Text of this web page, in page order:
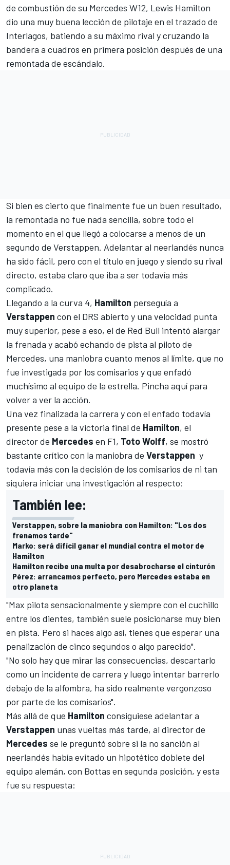
de combustión de su Mercedes W12, Lewis Hamilton
dio una muy buena lección de pilotaje en el trazado de
Interlagos, batiendo a su máximo rival y cruzando la
bandera a cuadros en primera posición después de una
remontada de escándalo.
Si bien es cierto que finalmente fue un buen resultado,
la remontada no fue nada sencilla, sobre todo el
momento en el que llegó a colocarse a menos de un
segundo de Verstappen. Adelantar al neerlandés nunca
ha sido fácil, pero con el título en juego y siendo su rival
directo, estaba claro que iba a ser todavía más
complicado.
Llegando a la curva 4, Hamilton perseguía a
Verstappen con el DRS abierto y una velocidad punta
muy superior, pese a eso, el de Red Bull intentó alargar
la frenada y acabó echando de pista al piloto de
Mercedes, una maniobra cuanto menos al límite, que no
fue investigada por los comisarios y que enfadó
muchísimo al equipo de la estrella. Pincha aquí para
volver a ver la acción.
Una vez finalizada la carrera y con el enfado todavía
presente pese a la victoria final de Hamilton, el
director de Mercedes en F1, Toto Wolff, se mostró
bastante crítico con la maniobra de Verstappen y
todavía más con la decisión de los comisarios de ni tan
siquiera iniciar una investigación al respecto:
También lee:
Verstappen, sobre la maniobra con Hamilton: "Los dos
frenamos tarde"
Marko: será difícil ganar el mundial contra el motor de
Hamilton
Hamilton recibe una multa por desabrocharse el cinturón
Pérez: arrancamos perfecto, pero Mercedes estaba en
otro planeta
"Max pilota sensacionalmente y siempre con el cuchillo
entre los dientes, también suele posicionarse muy bien
en pista. Pero si haces algo así, tienes que esperar una
penalización de cinco segundos o algo parecido".
"No solo hay que mirar las consecuencias, descartarlo
como un incidente de carrera y luego intentar barrerlo
debajo de la alfombra, ha sido realmente vergonzoso
por parte de los comisarios".
Más allá de que Hamilton consiguiese adelantar a
Verstappen unas vueltas más tarde, al director de
Mercedes se le preguntó sobre si la no sanción al
neerlandés había evitado un hipotético doblete del
equipo alemán, con Bottas en segunda posición, y esta
fue su respuesta: